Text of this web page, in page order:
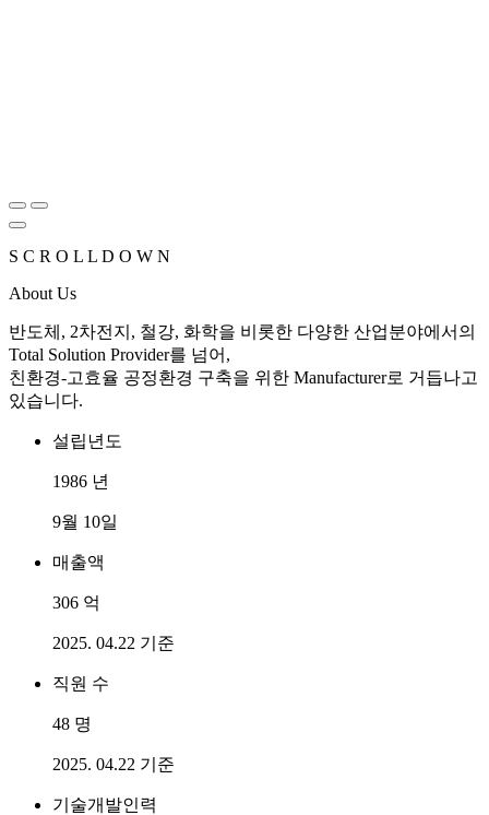
S C R O L L D O W N
About Us
반도체, 2차전지, 철강, 화학을 비롯한 다양한 산업분야에서의
Total Solution Provider를 넘어,
친환경-고효율 공정환경 구축을 위한 Manufacturer로 거듭나고
있습니다.
설립년도
1986 년
9월 10일
매출액
306 억
2025. 04.22 기준
직원 수
48 명
2025. 04.22 기준
기술개발인력